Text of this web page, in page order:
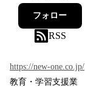
フォロー
RSS
https://new-one.co.jp/
教育・学習支援業